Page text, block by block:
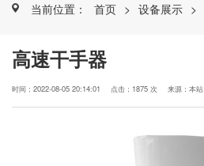
当前位置： 首页 > 设备展示 >
高速干手器
时间：2022-08-05 20:14:01 点击：1875 次 来源：本站